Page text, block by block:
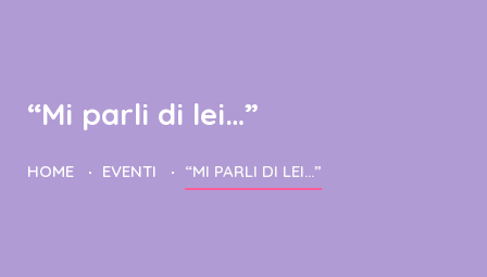
“Mi parli di lei…”
HOME EVENTI “MI PARLI DI LEI…”